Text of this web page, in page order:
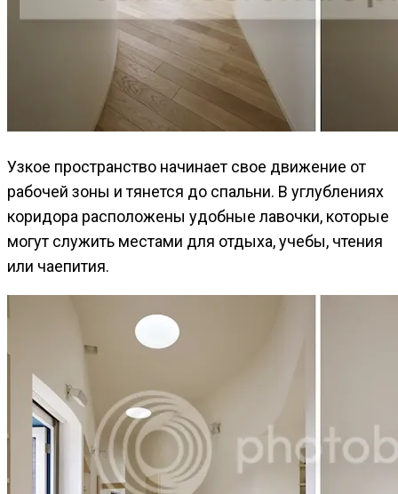
Узкое пространство начинает свое движение от
рабочей зоны и тянется до спальни. В углублениях
коридора расположены удобные лавочки, которые
могут служить местами для отдыха, учебы, чтения
или чаепития.